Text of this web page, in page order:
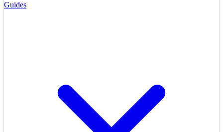
Guides